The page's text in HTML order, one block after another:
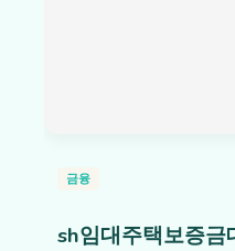
금융
sh임대주택보증금